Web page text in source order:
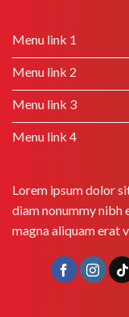
Menu link 1
Menu link 2
Menu link 3
Menu link 4
Lorem ipsum dolor
diam nonummy
magna aliquam erat